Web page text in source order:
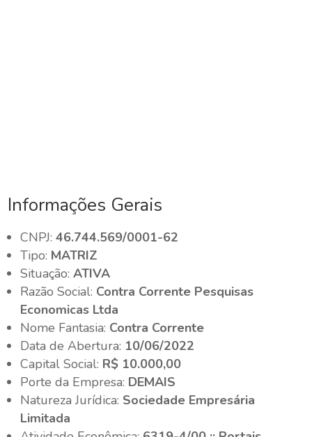
Informações Gerais
CNPJ:46.744.569/0001-62
Tipo: MATRIZ
Situação:ATIVA
Razão Social: Contra Corrente Pesquisas
Economicas Ltda
Nome Fantasia: Contra Corrente
Data de Abertura: 10/06/2022
Capital Social: R$ 10.000,00
Porte da Empresa: DEMAIS
Natureza Jurídica: Sociedade Empresária
Limitada